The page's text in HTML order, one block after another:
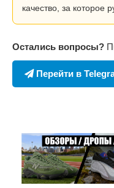
качество, за которое
Остались вопросы?
Перейти в